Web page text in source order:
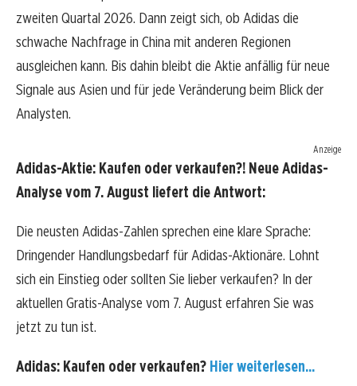
zweiten Quartal 2026. Dann zeigt sich, ob Adidas die
schwache Nachfrage in China mit anderen Regionen
ausgleichen kann. Bis dahin bleibt die Aktie anfällig für neue
Signale aus Asien und für jede Veränderung beim Blick der
Analysten.
Anzeige
Adidas-Aktie: Kaufen oder verkaufen?! Neue Adidas-
Analyse vom 7. August liefert die Antwort:
Die neusten Adidas-Zahlen sprechen eine klare Sprache:
Dringender Handlungsbedarf für Adidas-Aktionäre. Lohnt
sich ein Einstieg oder sollten Sie lieber verkaufen? In der
aktuellen Gratis-Analyse vom 7. August erfahren Sie was
jetzt zu tun ist.
Adidas: Kaufen oder verkaufen? Hier weiterlesen...